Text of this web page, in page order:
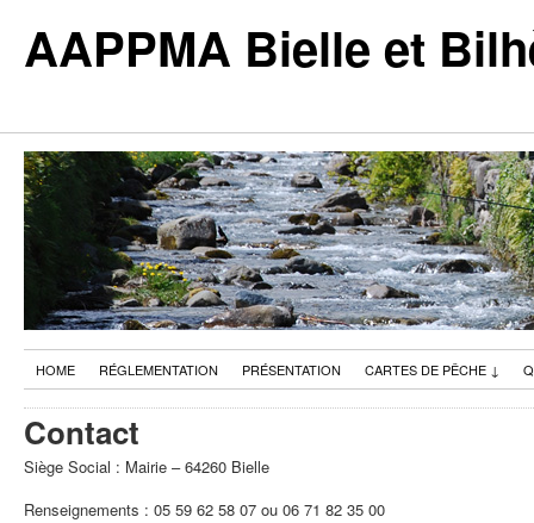
AAPPMA Bielle et
HOME RÉGLEMENTATION PRÉSENTATION CARTES DE PÊCHE ↓
Contact
Siège Social : Mairie – 64260 Bielle
Renseignements : 05 59 62 58 07 ou 06 71 82 35 00